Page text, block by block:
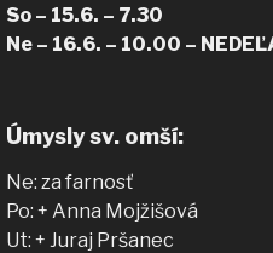
So – 15.6. – 7.30
Ne – 16.6. – 10.00 –
Úmysly sv. omší:
Ne: za farnosť
Po: + Anna Mojžišová
Ut: + Juraj Pršanec